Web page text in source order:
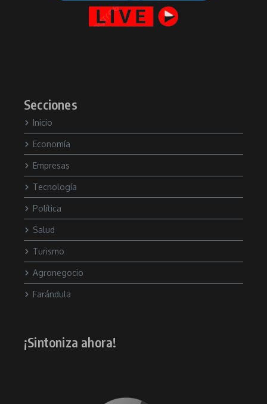
Secciones
Inicio
Economía
Empresas
Tecnología
Política
Salud
Turismo
Agronegocio
Farándula
¡Sintoniza ahora!